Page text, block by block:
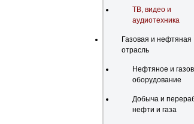
ТВ, видео и
аудиотехника
Газовая и нефтяная
отрасль
Нефтяное и
оборудование
Добыча и
нефти и газа